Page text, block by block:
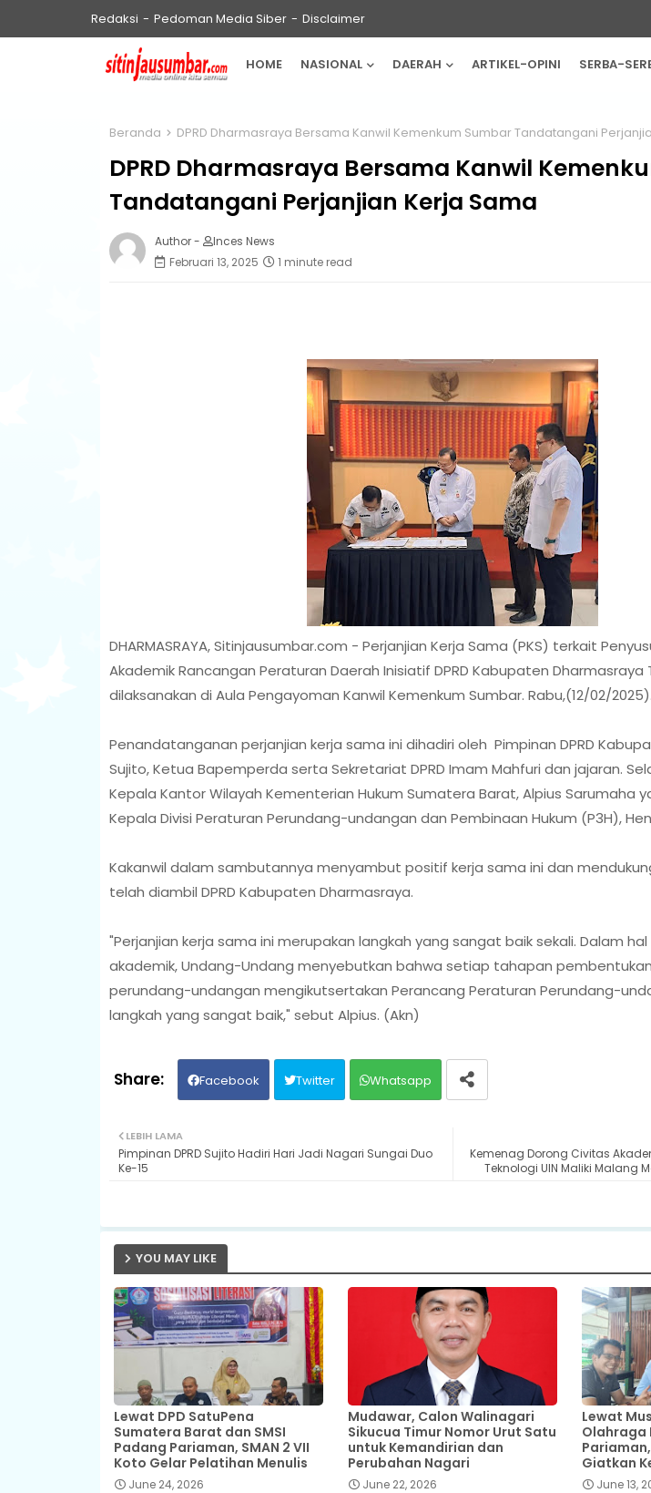
Redaksi Pedoman Media Siber Disclaimer
HOME NASIONAL DAERAH ARTIKEL-OPINI SERBA-
Beranda DPRD Dharmasraya Bersama Kanwil Kemenkum Sumbar Tandatangani
DPRD Dharmasraya Bersama Kanwil
Tandatangani Perjanjian Kerja Sama
Author -
Inces News
Februari 13, 2025
1 minute read
DHARMASRAYA, Sitinjausumbar.com - Perjanjian Kerja Sama (PKS) terkait
Akademik Rancangan Peraturan Daerah Inisiatif DPRD Kabupaten Dharmasraya
dilaksanakan di Aula Pengayoman Kanwil Kemenkum Sumbar. Rabu,(12/02/2025).
Penandatanganan perjanjian kerja sama ini dihadiri oleh Pimpinan DPRD
Sujito, Ketua Bapemperda serta Sekretariat DPRD Imam Mahfuri dan jajaran.
Kepala Kantor Wilayah Kementerian Hukum Sumatera Barat, Alpius Sarumaha
Kepala Divisi Peraturan Perundang-undangan dan Pembinaan Hukum (P3H),
Kakanwil dalam sambutannya menyambut positif kerja sama ini dan
telah diambil DPRD Kabupaten Dharmasraya.
"Perjanjian kerja sama ini merupakan langkah yang sangat baik sekali. Dalam
akademik, Undang-Undang menyebutkan bahwa setiap tahapan
perundang-undangan mengikutsertakan Perancang Peraturan Perundang-
langkah yang sangat baik," sebut Alpius. (Akn)
Facebook Twitter Whatsapp
Kemenag Dorong Civitas
Teknologi UIN Maliki Malang
LEBIH LAMA
Pimpinan DPRD Sujito Hadiri Hari Jadi Nagari Sungai Duo
Ke-15
YOU MAY LIKE
Lewat DPD SatuPena
Sumatera Barat dan SMSI
Padang Pariaman, SMAN 2 VII
Koto Gelar Pelatihan Menulis
June 24, 2026
Mudawar, Calon Walinagari
Sikucua Timur Nomor Urut Satu
untuk Kemandirian dan
Perubahan Nagari
June 22, 2026
Lewat
Olahraga
Giatkan
June 13,